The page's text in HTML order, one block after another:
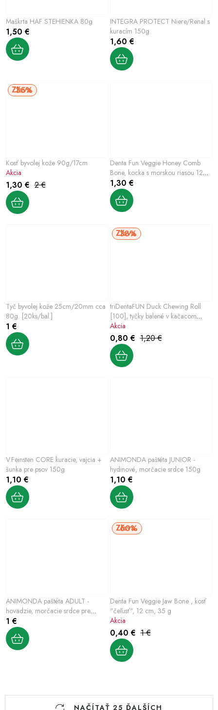
Maškrta HAF STEHIENKA 80g
1,50 €
INTEGRA PROTECT Niere/Renal s
kuracím 150g
1,60 €
Kosť byvolej kože 90g/17cm
35%
1,30 € 2 €
Akcia
Denta Fun Veggie Honey Comb
Bone, kocka s morskou riasou 12
cm, 58g
1,30 €
Tyč byvolej kože 25cm/20mm cca
80g. [20ks/bal.]
1 €
triDentaFUN Duck Chewing Roll
[100], tyčky balené v kačacom
mäse, 17 cm / 45 g
33%
0,80 € 1,20 €
Akcia
V.Feinsten CORE kuracie, vajcia +
šunka pre psov 150g
1,10 €
ANIMONDA paštéta JUNIOR -
hydinové, morčacie srdce 150g
1,10 €
ANIMONDA paštéta ADULT -
hovädzie, morčacie srdce pre
psov150g
1 €
Denta Fun Veggie Jaw Bone , kosť
"čeľusť", 12 cm, 35 g
60%
0,40 € 1 €
Akcia
O
NAČÍTAŤ 25 ĎALŠÍCH